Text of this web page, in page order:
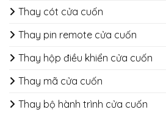
Thay cót cửa cuốn
Thay pin remote cửa cuốn
Thay hộp điều khiển cửa cuốn
Thay mã cửa cuốn
Thay bộ hành trình cửa cuốn